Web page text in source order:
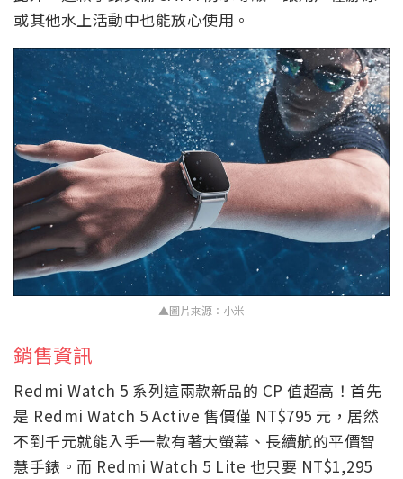
或其他水上活動中也能放心使用。
▲圖片來源：小米
銷售資訊
Redmi Watch 5 系列這兩款新品的 CP 值超高！首先
是 Redmi Watch 5 Active 售價僅 NT$795 元，居然
不到千元就能入手一款有著大螢幕、長續航的平價智
慧手錶。而 Redmi Watch 5 Lite 也只要 NT$1,295